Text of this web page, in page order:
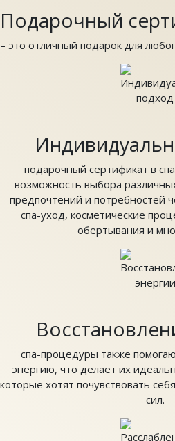
Подарочный
– это отличный подарок для
подарочный сертификат в
возможность выбора
предпочтений и потребностей
спа-уход, косметические
обертывания и
спа-процедуры также
энергию, что делает их
которые хотят почувствовать
сил.